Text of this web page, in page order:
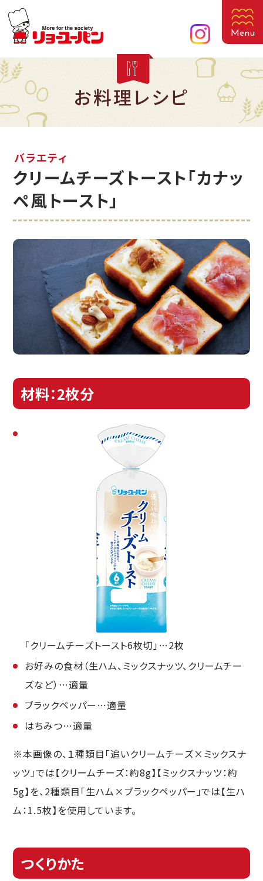
Menu
お料理レシピ
バラエティ
クリームチーズトースト「カナッ
ペ風トースト」
材料：2枚分
「クリームチーズトースト6枚切」…2枚
お好みの食材（生ハム、ミックスナッツ、クリームチー
ズなど）…適量
ブラックペッパー…適量
はちみつ…適量
※本画像の、１種類目「追いクリームチーズ×ミックスナ
ッツ」では【クリームチーズ：約8g】【ミックスナッツ：約
5g】を、2種類目「生ハム×ブラックペッパー」では【生ハ
ム：1.5枚】を使用しています。
つくりかた